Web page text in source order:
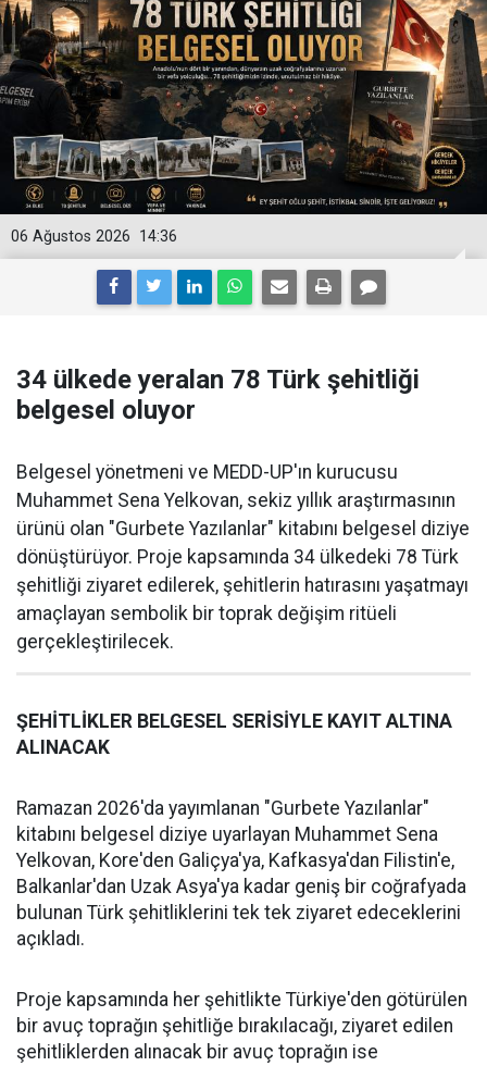
14:36
06 Ağustos 2026
34 ülkede yeralan 78 Türk şehitliği
belgesel oluyor
Belgesel yönetmeni ve MEDD-UP'ın kurucusu
Muhammet Sena Yelkovan, sekiz yıllık araştırmasının
ürünü olan "Gurbete Yazılanlar" kitabını belgesel diziye
dönüştürüyor. Proje kapsamında 34 ülkedeki 78 Türk
şehitliği ziyaret edilerek, şehitlerin hatırasını yaşatmayı
amaçlayan sembolik bir toprak değişim ritüeli
gerçekleştirilecek.
ŞEHİTLİKLER BELGESEL SERİSİYLE KAYIT ALTINA
ALINACAK
Ramazan 2026'da yayımlanan "Gurbete Yazılanlar"
kitabını belgesel diziye uyarlayan Muhammet Sena
Yelkovan, Kore'den Galiçya'ya, Kafkasya'dan Filistin'e,
Balkanlar'dan Uzak Asya'ya kadar geniş bir coğrafyada
bulunan Türk şehitliklerini tek tek ziyaret edeceklerini
açıkladı.
Proje kapsamında her şehitlikte Türkiye'den götürülen
bir avuç toprağın şehitliğe bırakılacağı, ziyaret edilen
şehitliklerden alınacak bir avuç toprağın ise